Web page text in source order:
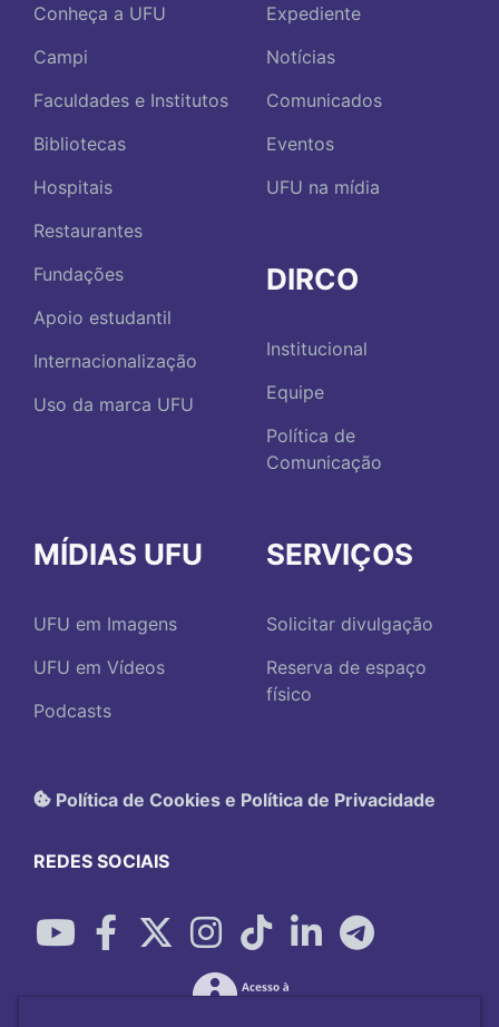
Conheça a UFU
Campi
Faculdades e Institutos
Bibliotecas
Hospitais
Restaurantes
Fundações
Apoio estudantil
Internacionalização
Uso da marca UFU
Expediente
Notícias
Comunicados
Eventos
UFU na mídia
DIRCO
Institucional
Equipe
Política de
Comunicação
MÍDIAS UFU
UFU em Imagens
UFU em Vídeos
Podcasts
SERVIÇOS
Solicitar divulgação
Reserva de espaço
físico
Política de Cookies e Política de Privacidade
REDES SOCIAIS